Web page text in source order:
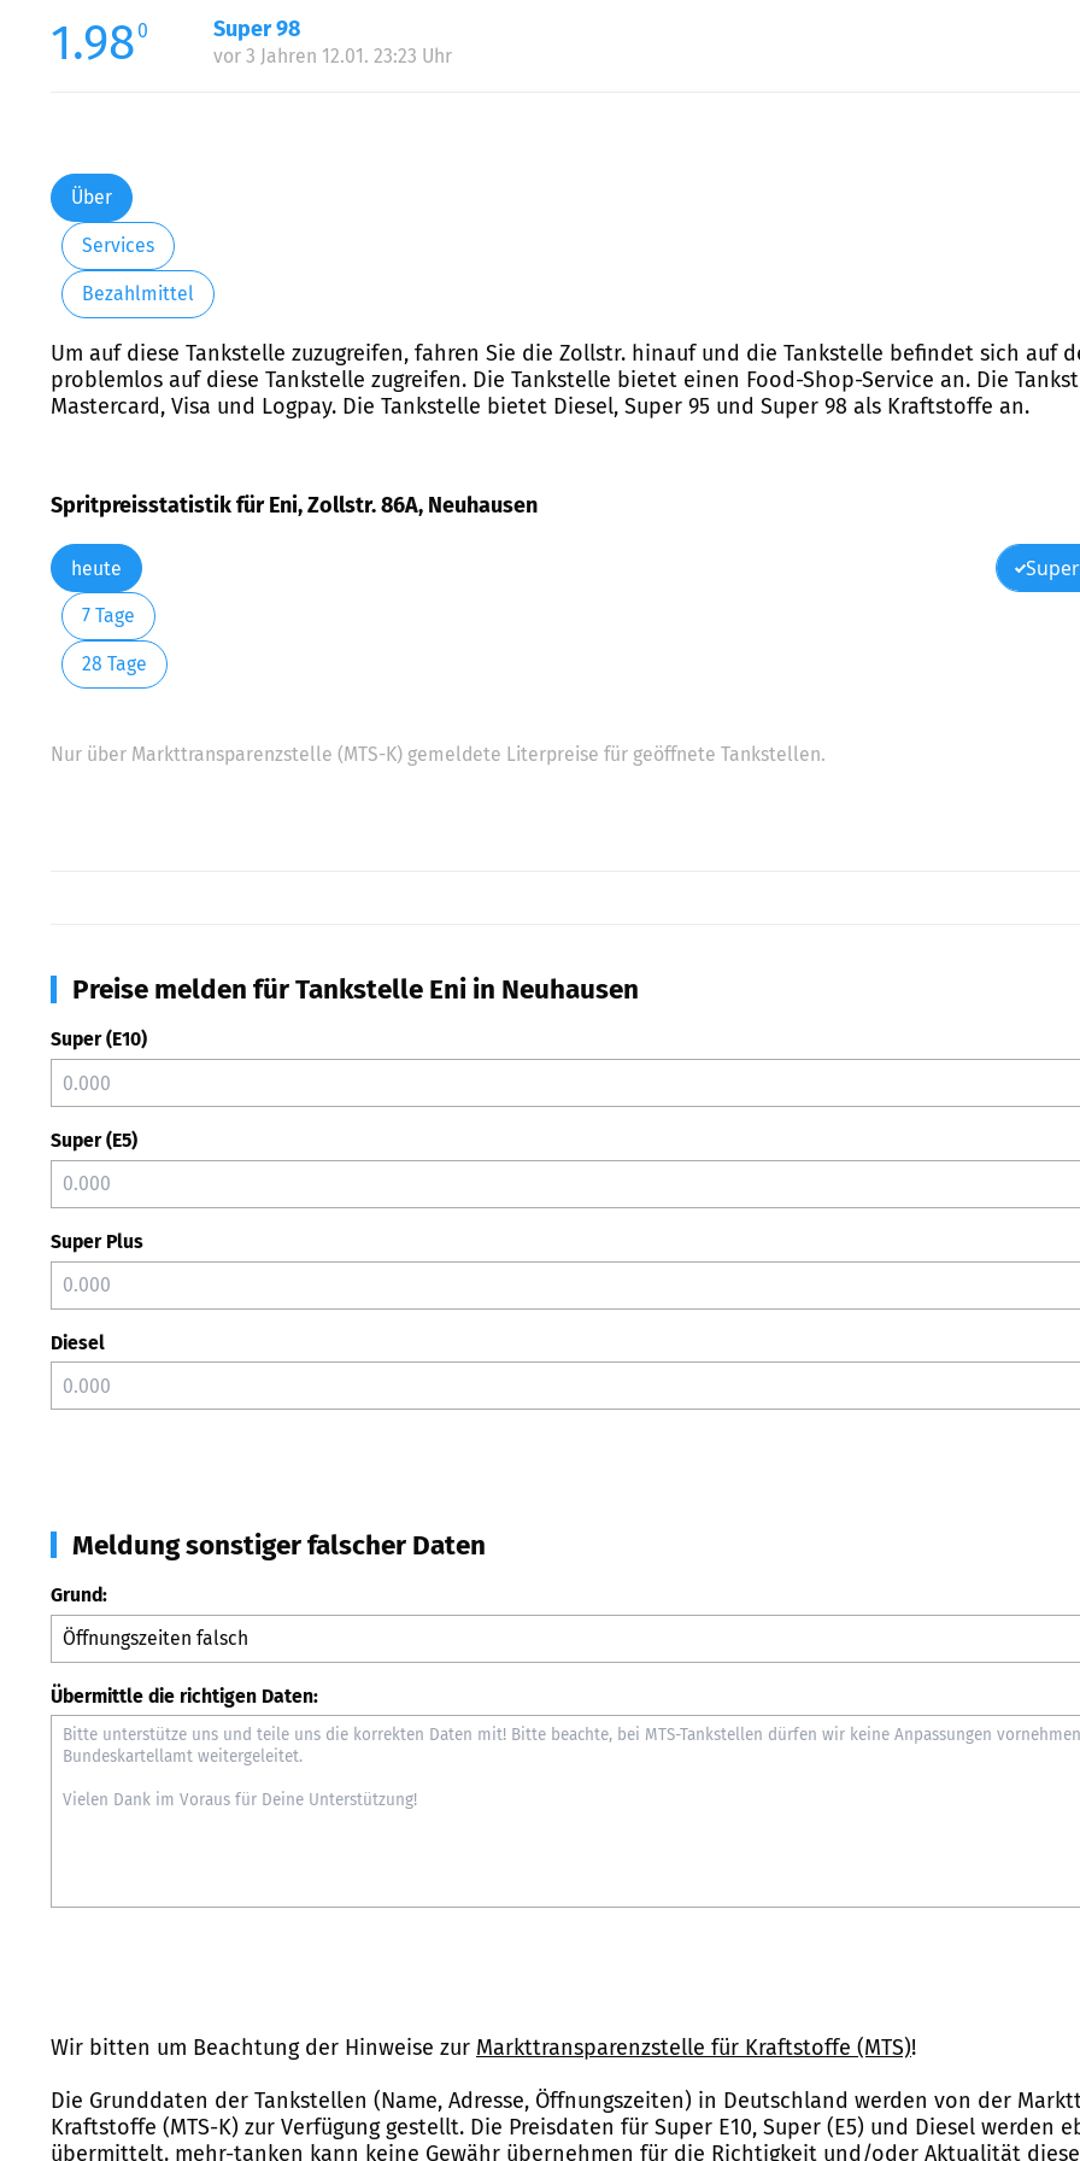
1.980 Super 98
vor 3 Jahren 12.01. 23:23 Uhr
Über
Services
Bezahlmittel
Um auf diese Tankstelle zuzugreifen, fahren Sie die Zollstr. hinauf und die Tankstelle befindet sich auf
problemlos auf diese Tankstelle zugreifen. Die Tankstelle bietet einen Food-Shop-Service an. Die
Mastercard, Visa und Logpay. Die Tankstelle bietet Diesel, Super 95 und Super 98 als Kraftstoffe an.
Spritpreisstatistik für Eni, Zollstr. 86A, Neuhausen
heute
7 Tage
28 Tage
Nur über Markttransparenzstelle (MTS-K) gemeldete Literpreise für geöffnete Tankstellen.
Preise melden für Tankstelle Eni in Neuhausen
Super (E10)
Super (E5)
Super Plus
Diesel
Meldung sonstiger falscher Daten
Grund:
Übermittle die richtigen Daten:
Wir bitten um Beachtung der Hinweise zur Markttransparenzstelle für Kraftstoffe (MTS)!
Die Grunddaten der Tankstellen (Name, Adresse, Öffnungszeiten) in Deutschland werden von der
Kraftstoffe (MTS-K) zur Verfügung gestellt. Die Preisdaten für Super E10, Super (E5) und Diesel werden
übermittelt. mehr-tanken kann keine Gewähr übernehmen für die Richtigkeit und/oder Aktualität